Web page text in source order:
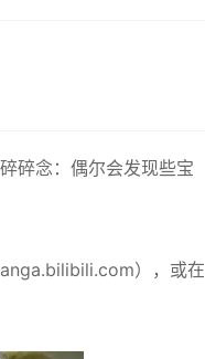
碎念：偶尔会发现些宝
）‌，或‌在